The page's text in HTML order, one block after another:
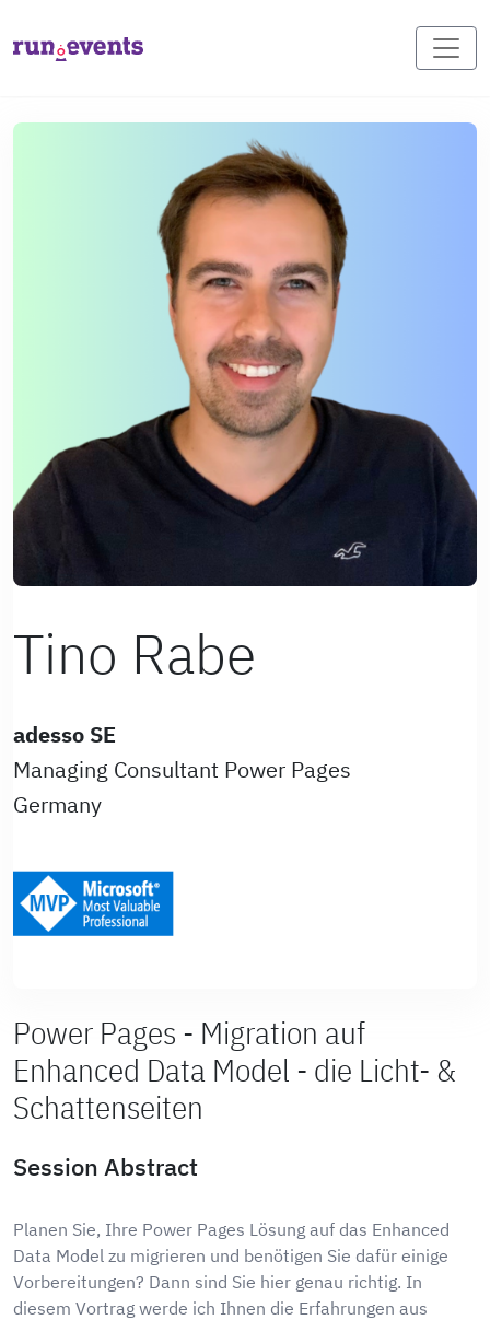
Tino Rabe
adesso SE
Managing Consultant Power Pages
Germany
Power Pages - Migration auf
Enhanced Data Model - die Licht- &
Schattenseiten
Session Abstract
Planen Sie, Ihre Power Pages Lösung auf das Enhanced
Data Model zu migrieren und benötigen Sie dafür einige
Vorbereitungen? Dann sind Sie hier genau richtig. In
diesem Vortrag werde ich Ihnen die Erfahrungen aus